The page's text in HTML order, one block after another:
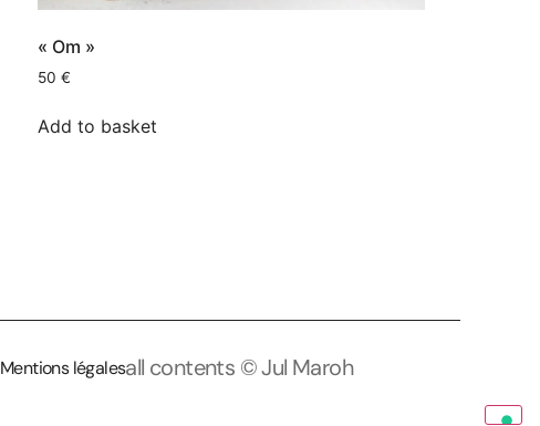
« Om »
50 €
Add to basket
Mentions légalesall contents © Jul Maroh